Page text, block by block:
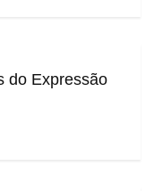
do Expressão